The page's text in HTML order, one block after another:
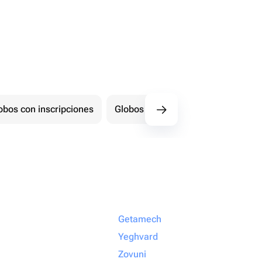
con inscripciones Globos con forma de número
Getamech
Yeghvard
Zovuni